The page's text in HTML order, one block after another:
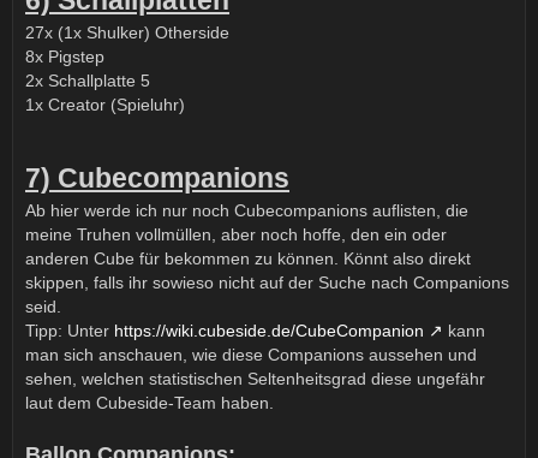
27x (1x Shulker) Otherside
8x Pigstep
2x Schallplatte 5
1x Creator (Spieluhr)
7) Cubecompanions
Ab hier werde ich nur noch Cubecompanions auflisten, die
meine Truhen vollmüllen, aber noch hoffe, den ein oder
anderen Cube für bekommen zu können. Könnt also direkt
skippen, falls ihr sowieso nicht auf der Suche nach Companions
seid.
Tipp: Unter https://wiki.cubeside.de/CubeCompanion
kann
man sich anschauen, wie diese Companions aussehen und
sehen, welchen statistischen Seltenheitsgrad diese ungefähr
laut dem Cubeside-Team haben.